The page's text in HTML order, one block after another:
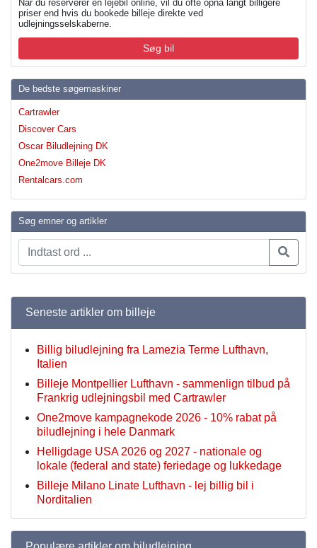
Når du reserverer en lejebil online, vil du ofte opnå langt billigere
priser end hvis du bookede billeje direkte ved
udlejningsselskaberne.
Søg bil
De bedste søgemaskiner
Cartrawler
Discover Cars
Oscar Biludlejning DK
One2move Billeje DK
Rentalcars.com
Søg emner og artikler
Seneste artikler om billeje
Billig biludlejning fra Lamezia Terme Lufthavn,
Italien
Billeje Montpellier Lufthavn - sammenlign tilbud på
Frankrig udlejningsbil med Cartrawler
One2move kampagnekode 2026 - 10% rabat på
biludlejning i hele Danmark
Helligdage USA 2026 og 2027 - nationale og
lokale (federal and state) feriedage og lukkedage
Billeje Milano Linate Lufthavn - lej billig bil i
Norditalien